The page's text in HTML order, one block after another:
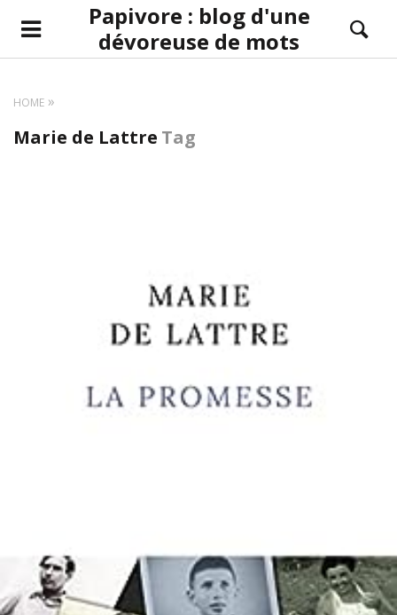
Papivore : blog d'une
dévoreuse de mots
HOME
Marie de Lattre Tag